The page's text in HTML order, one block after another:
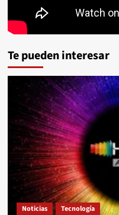
Te pueden interesar
Noticias Tecnología